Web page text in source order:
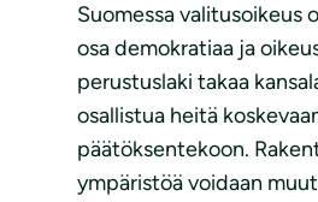
Suomessa valitusoikeus
osa demokratiaa ja
perustuslaki takaa
osallistua heitä
päätöksentekoon.
ympäristöä voidaan